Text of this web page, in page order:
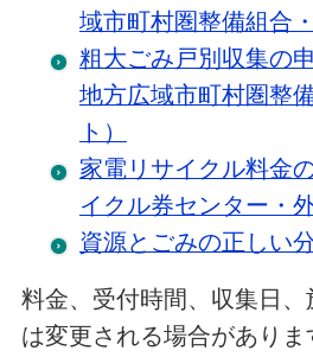
域市町村圏整備組合
粗大ごみ戸別収集の
地方広域市町村圏整
ト）
家電リサイクル料金
イクル券センター・
資源とごみの正しい
料金、受付時間、収集日
は変更される場合がありま